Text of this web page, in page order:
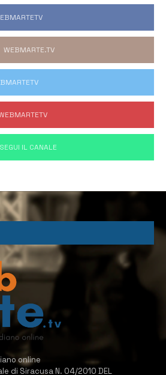
WEBMARTE.TV
‎SEGUI IL CANALE
online
di Siracusa N. 04/2010 DEL